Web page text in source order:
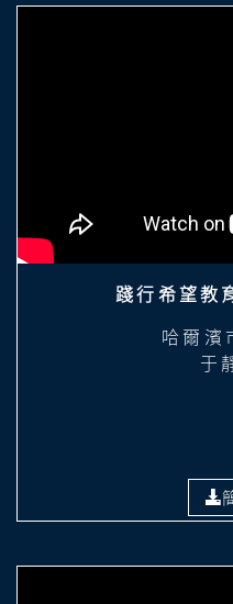
踐行希望教
哈爾濱
于